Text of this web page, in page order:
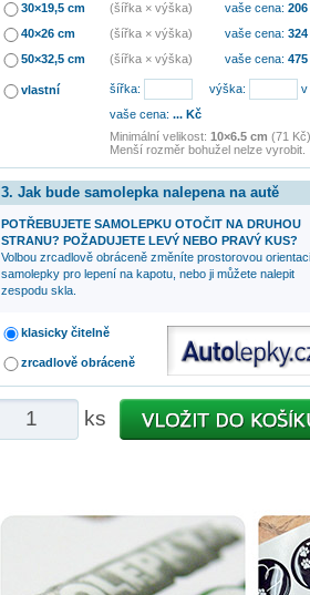
30×19,5 cm
(šířka × výška) vaše cena: 206
40×26 cm
(šířka × výška) vaše cena: 324
50×32,5 cm
(šířka × výška) vaše cena: 475
vlastní šířka: výška:
v
vaše cena: ...Kč
Minimální velikost: 10×6.5 cm (71 Kč)
Menší rozměr bohužel nelze vyrobit.
3. Jak bude samolepka nalepena na autě
POTŘEBUJETE SAMOLEPKU OTOČIT NA DRUHOU
STRANU? POŽADUJETE LEVÝ NEBO PRAVÝ KUS?
Volbou zrcadlově obráceně změníte prostorovou orientaci
samolepky pro lepení na kapotu, nebo ji můžete nalepit
zespodu skla.
klasicky čitelně
zrcadlově obráceně
ks